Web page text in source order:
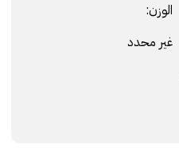
الوزن:
غير محدد